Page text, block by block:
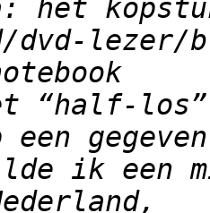
dvd-lezer/
“half-los”
ik een